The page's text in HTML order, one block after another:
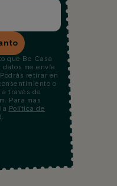
que Be Casa
datos me envíe
retirar en
o
través de
Para mas
Política de
.